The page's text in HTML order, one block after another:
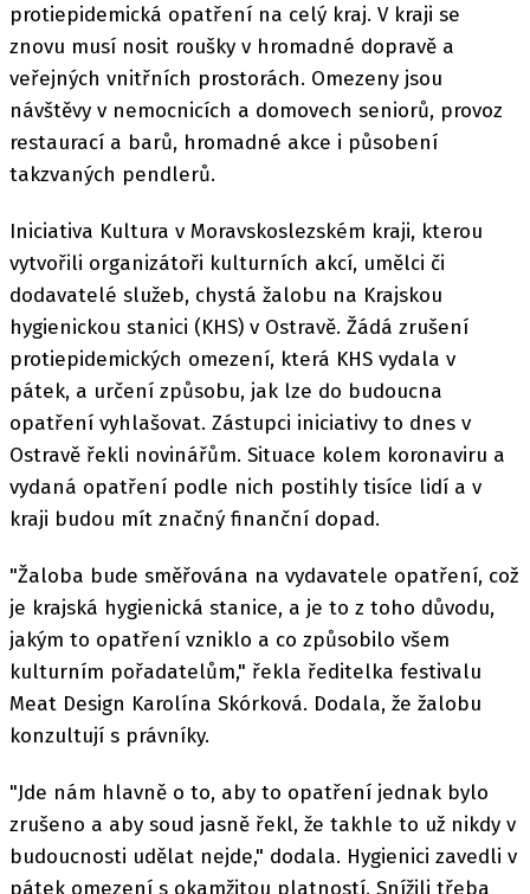
protiepidemická opatření na celý kraj. V kraji se
znovu musí nosit roušky v hromadné dopravě a
veřejných vnitřních prostorách. Omezeny jsou
návštěvy v nemocnicích a domovech seniorů, provoz
restaurací a barů, hromadné akce i působení
takzvaných pendlerů.
Iniciativa Kultura v Moravskoslezském kraji, kterou
vytvořili organizátoři kulturních akcí, umělci či
dodavatelé služeb, chystá žalobu na Krajskou
hygienickou stanici (KHS) v Ostravě. Žádá zrušení
protiepidemických omezení, která KHS vydala v
pátek, a určení způsobu, jak lze do budoucna
opatření vyhlašovat. Zástupci iniciativy to dnes v
Ostravě řekli novinářům. Situace kolem koronaviru a
vydaná opatření podle nich postihly tisíce lidí a v
kraji budou mít značný finanční dopad.
"Žaloba bude směřována na vydavatele opatření, což
je krajská hygienická stanice, a je to z toho důvodu,
jakým to opatření vzniklo a co způsobilo všem
kulturním pořadatelům," řekla ředitelka festivalu
Meat Design Karolína Skórková. Dodala, že žalobu
konzultují s právníky.
"Jde nám hlavně o to, aby to opatření jednak bylo
zrušeno a aby soud jasně řekl, že takhle to už nikdy v
budoucnosti udělat nejde," dodala. Hygienici zavedli v
pátek omezení s okamžitou platností. Snížili třeba